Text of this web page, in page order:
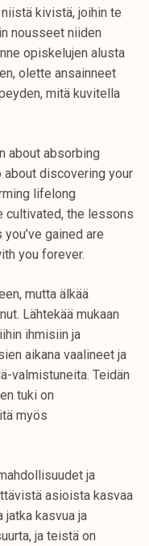
kivistä, joihin te
nousseet niiden
opiskelujen alusta
olette ansainneet
mitä kuvitella
about absorbing
discovering your
lifelong
cultivated, the lessons
gained are
you forever.
mutta älkää
Lähtekää mukaan
ihmisiin ja
aikana vaalineet ja
valmistuneita. Teidän
tuki on
myös
ja
asioista kasvaa
jatka kasvua ja
ja teistä on